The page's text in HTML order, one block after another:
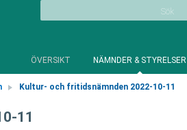
Sök
ÖVERSIKT NÄMNDER & STYRELSER
Kultur- och fritidsnämnden 2022-10-11
11